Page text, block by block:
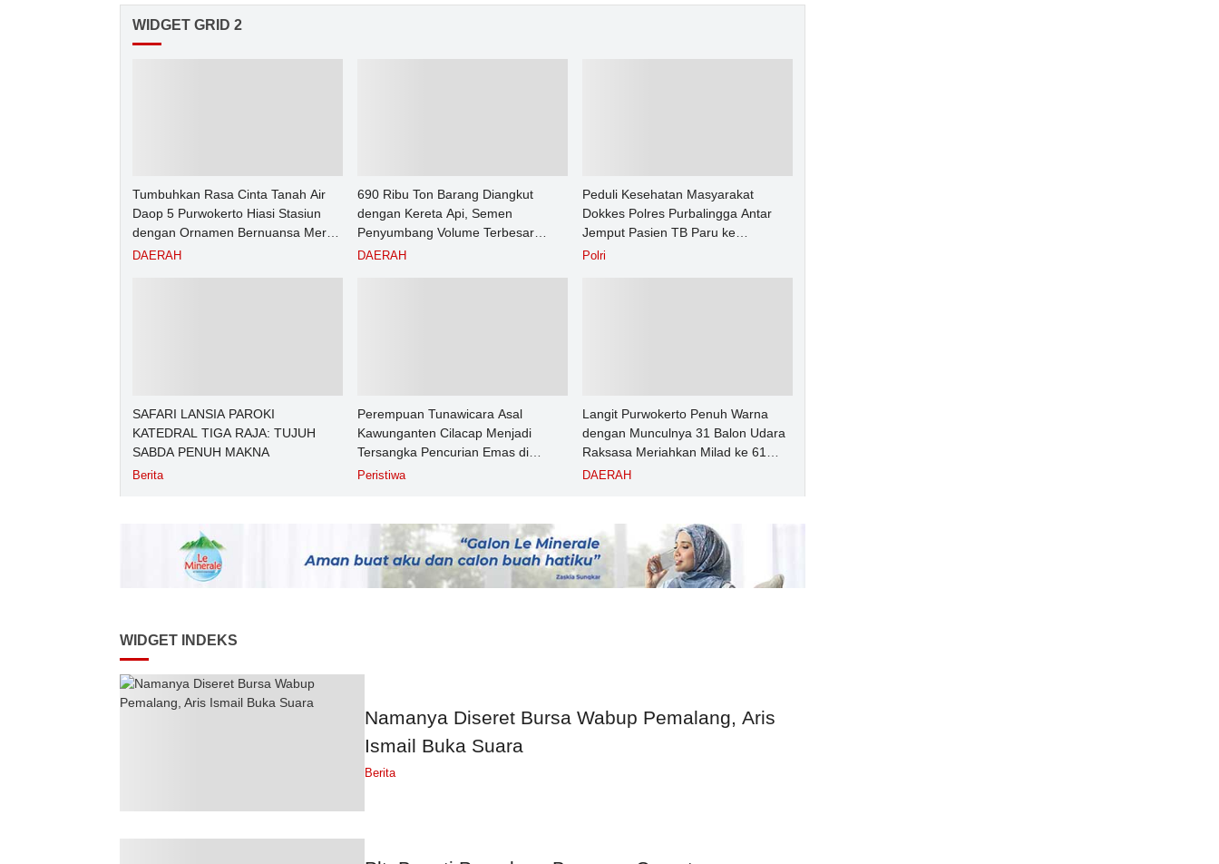
WIDGET GRID 2
Tumbuhkan Rasa Cinta Tanah Air
Daop 5 Purwokerto Hiasi Stasiun
dengan Ornamen Bernuansa Merah
Putih
DAERAH
690 Ribu Ton Barang Diangkut
dengan Kereta Api, Semen
Penyumbang Volume Terbesar
Angkutan Barang KAI Daop 5
DAERAH
Peduli Kesehatan Masyarakat
Dokkes Polres Purbalingga Antar
Jemput Pasien TB Paru ke
Puskesmas
Polri
SAFARI LANSIA PAROKI
KATEDRAL TIGA RAJA: TUJUH
SABDA PENUH MAKNA
Berita
Perempuan Tunawicara Asal
Kawunganten Cilacap Menjadi
Tersangka Pencurian Emas di
Purbalingga
Peristiwa
Langit Purwokerto Penuh Warna
dengan Munculnya 31 Balon Udara
Raksasa Meriahkan Milad ke 61
UMP Sedot Ribuan Warga
DAERAH
WIDGET INDEKS
Namanya Diseret Bursa Wabup Pemalang, Aris
Ismail Buka Suara
Berita